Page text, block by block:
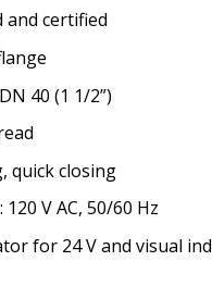
and certified
40 (1 1/2”)
quick closing
V AC, 50/60 Hz
for 24 V and visual